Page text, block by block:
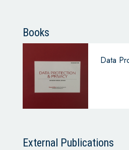
Books
Data
External Publications